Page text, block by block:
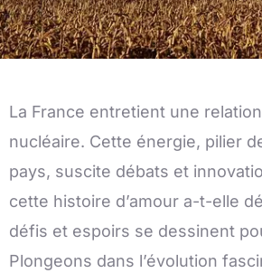
La France entretient une
nucléaire. Cette énergie, pilier
pays, suscite débats et
cette histoire d’amour a-t-elle
défis et espoirs se dessinent
Plongeons dans l’évolution